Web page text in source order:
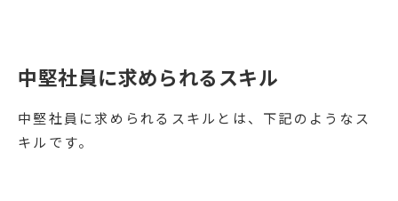
中堅社員に求められるスキル
中堅社員に求められるスキルとは、下記のようなス
キルです。